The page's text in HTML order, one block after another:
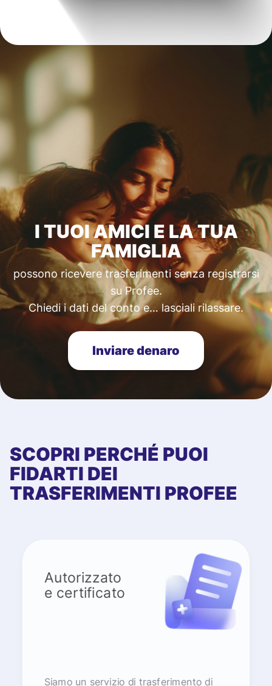
I TUOI AMICI E LA TUA
FAMIGLIA
possono ricevere trasferimenti senza registrarsi
su Profee.
Chiedi i dati del conto e… lasciali rilassare.
Inviare denaro
SCOPRI PERCHÉ PUOI
FIDARTI DEI
TRASFERIMENTI PROFEE
Autorizzato
e certificato
Siamo un servizio di trasferimento di